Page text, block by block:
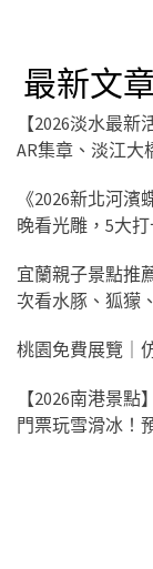
最新文
【2026淡水最
AR集章、淡江大
《2026新北河
晚看光雕，5大
宜蘭親子景點推
次看水豚、狐獴
桃園免費展覽｜
【2026南港景
門票玩雪滑冰！